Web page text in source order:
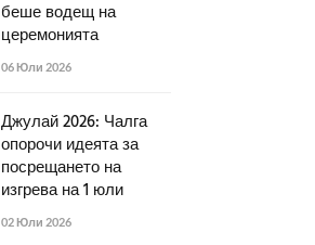
беше водещ на
церемонията
06 Юли 2026
Джулай 2026: Чалга
опорочи идеята за
посрещането на
изгрева на 1 юли
02 Юли 2026